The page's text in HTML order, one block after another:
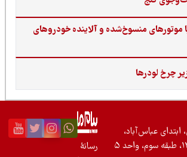
منسوخ‌شده و آلاینده خودروهای
لودرها
عباس‌آباد،
رسانۀ